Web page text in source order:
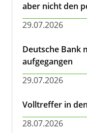
aber nicht den
29.07.2026
Deutsche Bank
aufgegangen
29.07.2026
Volltreffer in
28.07.2026